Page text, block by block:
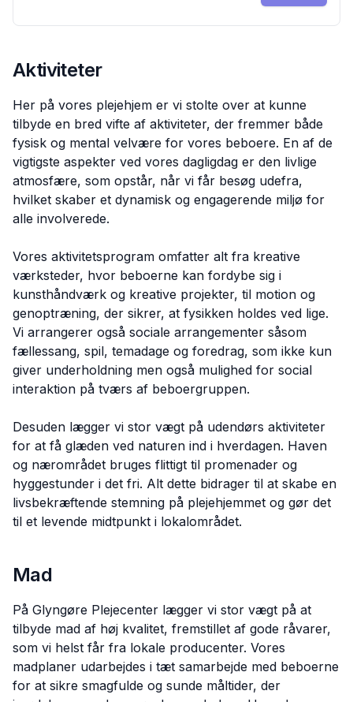
Aktiviteter
Her på vores plejehjem er vi stolte over at kunne
tilbyde en bred vifte af aktiviteter, der fremmer både
fysisk og mental velvære for vores beboere. En af de
vigtigste aspekter ved vores dagligdag er den livlige
atmosfære, som opstår, når vi får besøg udefra,
hvilket skaber et dynamisk og engagerende miljø for
alle involverede.
Vores aktivitetsprogram omfatter alt fra kreative
værksteder, hvor beboerne kan fordybe sig i
kunsthåndværk og kreative projekter, til motion og
genoptræning, der sikrer, at fysikken holdes ved lige.
Vi arrangerer også sociale arrangementer såsom
fællessang, spil, temadage og foredrag, som ikke kun
giver underholdning men også mulighed for social
interaktion på tværs af beboergruppen.
Desuden lægger vi stor vægt på udendørs aktiviteter
for at få glæden ved naturen ind i hverdagen. Haven
og nærområdet bruges flittigt til promenader og
hyggestunder i det fri. Alt dette bidrager til at skabe en
livsbekræftende stemning på plejehjemmet og gør det
til et levende midtpunkt i lokalområdet.
Mad
På Glyngøre Plejecenter lægger vi stor vægt på at
tilbyde mad af høj kvalitet, fremstillet af gode råvarer,
som vi helst får fra lokale producenter. Vores
madplaner udarbejdes i tæt samarbejde med beboerne
for at sikre smagfulde og sunde måltider, der